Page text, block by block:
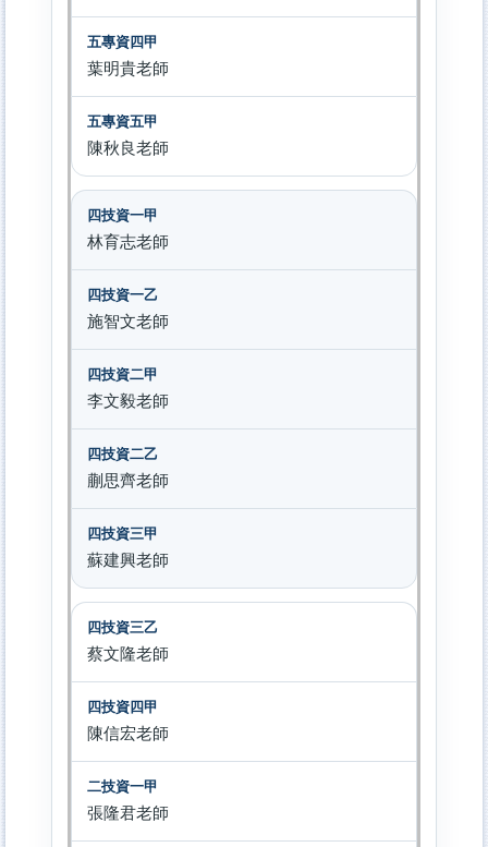
葉明貴老師
陳秋良老師
林育志老師
施智文老師
李文毅老師
蒯思齊老師
蘇建興老師
蔡文隆老師
陳信宏老師
張隆君老師